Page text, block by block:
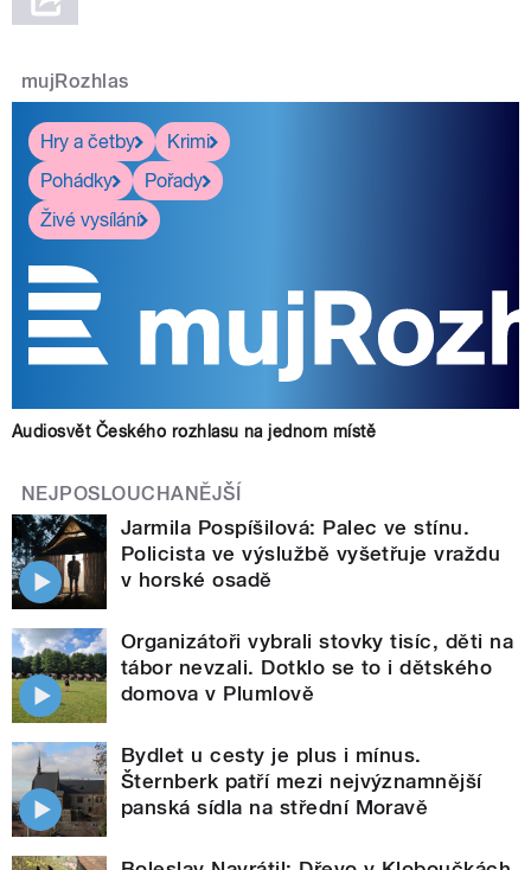
mujRozhlas
Hry a četby
Krimi
Pohádky
Pořady
Živé vysílání
Audiosvět Českého rozhlasu na jednom místě
NEJPOSLOUCHANĚJŠÍ
Jarmila Pospíšilová: Palec ve stínu.
Policista ve výslužbě vyšetřuje vraždu
v horské osadě
Organizátoři vybrali stovky tisíc, děti na
tábor nevzali. Dotklo se to i dětského
domova v Plumlově
Bydlet u cesty je plus i mínus.
Šternberk patří mezi nejvýznamnější
panská sídla na střední Moravě